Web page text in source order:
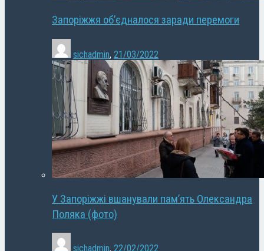
Запоріжжя об’єдналося заради перемоги
sichadmin, 21/03/2022
У Запоріжжі вшанували пам’ять Олександра
Поляка (фото)
sichadmin, 22/02/2022